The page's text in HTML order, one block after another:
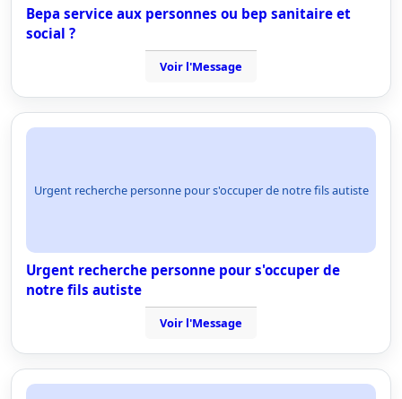
Bepa service aux personnes ou bep sanitaire et
social ?
Voir l'Message
Urgent recherche personne pour s'occuper de notre fils autiste
Urgent recherche personne pour s'occuper de
notre fils autiste
Voir l'Message